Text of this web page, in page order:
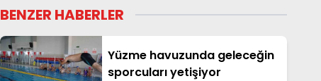
BENZER HABERLER
Yüzme havuzunda geleceğin
sporcuları yetişiyor